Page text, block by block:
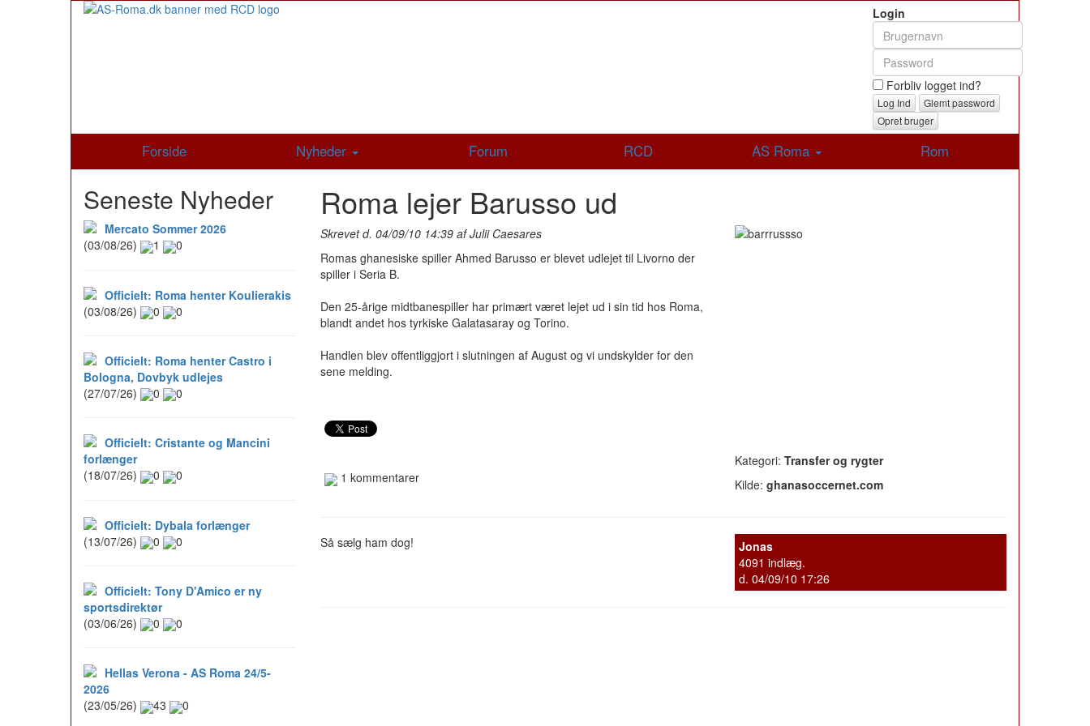
Login
Forbliv logget ind?
Glemt password
Opret bruger
Forside Nyheder Forum RCD AS Roma Rom
Roma lejer Barusso ud
Kategori: Transfer og rygter
Kilde: ghanasoccernet.com
Skrevet d. 04/09/10 14:39 af Julii Caesares
Romas ghanesiske spiller Ahmed Barusso er blevet udlejet til Livorno der
spiller i Seria B.
Den 25-årige midtbanespiller har primært været lejet ud i sin tid hos Roma,
blandt andet hos tyrkiske Galatasaray og Torino.
Handlen blev offentliggjort i slutningen af August og vi undskylder for den
sene melding.
1 kommentarer
Jonas
4091 indlæg.
d. 04/09/10 17:26
Så sælg ham dog!
Seneste Nyheder
Mercato Sommer 2026
(03/08/26)
1 0
Officielt: Roma henter Koulierakis
(03/08/26)
0 0
Officielt: Roma henter Castro i
Bologna, Dovbyk udlejes
(27/07/26)
0 0
Officielt: Cristante og Mancini
forlænger
(18/07/26)
0 0
Officielt: Dybala forlænger
(13/07/26)
0 0
Officielt: Tony D'Amico er ny
sportsdirektør
(03/06/26)
0 0
Hellas Verona - AS Roma 24/5-
2026
(23/05/26)
43 0